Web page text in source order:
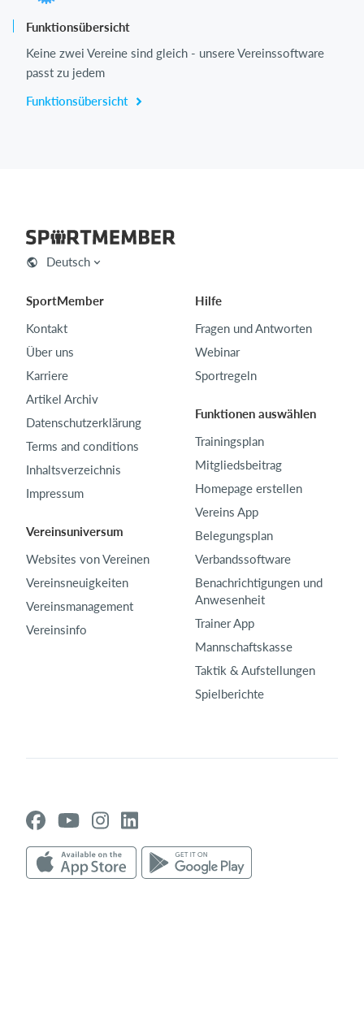
Funktionsübersicht
Keine zwei Vereine sind gleich - unsere Vereinssoftware
passt zu jedem
Funktionsübersicht
Deutsch
SportMember
Kontakt
Über uns
Karriere
Artikel Archiv
Datenschutzerklärung
Terms and conditions
Inhaltsverzeichnis
Impressum
Vereinsuniversum
Websites von Vereinen
Vereinsneuigkeiten
Vereinsmanagement
Vereinsinfo
Hilfe
Fragen und Antworten
Webinar
Sportregeln
Funktionen auswählen
Trainingsplan
Mitgliedsbeitrag
Homepage erstellen
Vereins App
Belegungsplan
Verbandssoftware
Benachrichtigungen und
Anwesenheit
Trainer App
Mannschaftskasse
Taktik & Aufstellungen
Spielberichte